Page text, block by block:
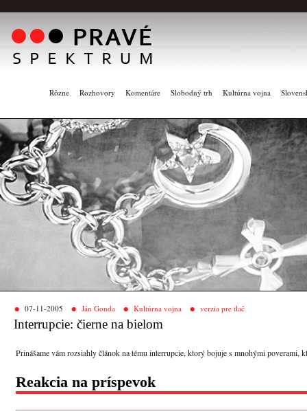
Rôzne Rozhovory Komentáre Slobodný trh Kultúrna vojna
07-11-2005 Ján Gonda Kultúrna vojna verzia pre tlač
Interrupcie: čierne na bielom
Prinášame vám rozsiahly článok na tému interrupcie, ktorý bojuje s mnohými poverami,
Reakcia na príspevok